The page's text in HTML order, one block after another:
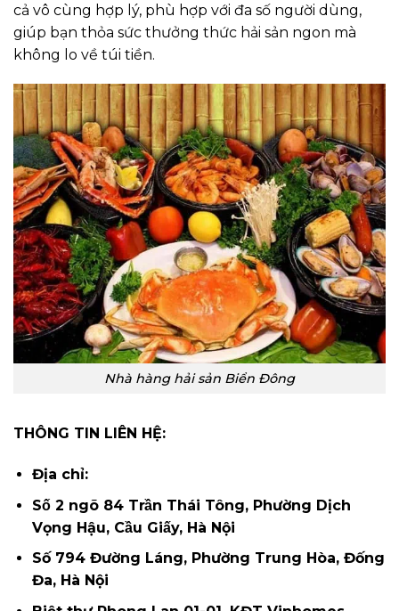
cả vô cùng hợp lý, phù hợp với đa số người dùng,
giúp bạn thỏa sức thưởng thức hải sản ngon mà
không lo về túi tiền.
Nhà hàng hải sản Biển Đông
THÔNG TIN LIÊN HỆ:
Địa chỉ:
Số 2 ngõ 84 Trần Thái Tông, Phường Dịch
Vọng Hậu, Cầu Giấy, Hà Nội
Số 794 Đường Láng, Phường Trung Hòa, Đống
Đa, Hà Nội